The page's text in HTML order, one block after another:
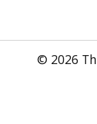
© 2026